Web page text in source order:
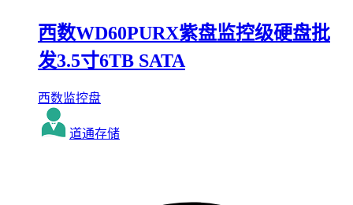
西数WD60PURX紫盘监控级硬盘批
发3.5寸6TB SATA
西数监控盘
道通存储